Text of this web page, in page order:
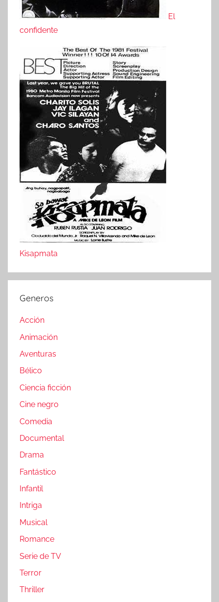
El
confidente
Kisapmata
Generos
Acción
Animación
Aventuras
Bélico
Ciencia ficción
Cine negro
Comedia
Documental
Drama
Fantástico
Infantil
Intriga
Musical
Romance
Serie de TV
Terror
Thriller